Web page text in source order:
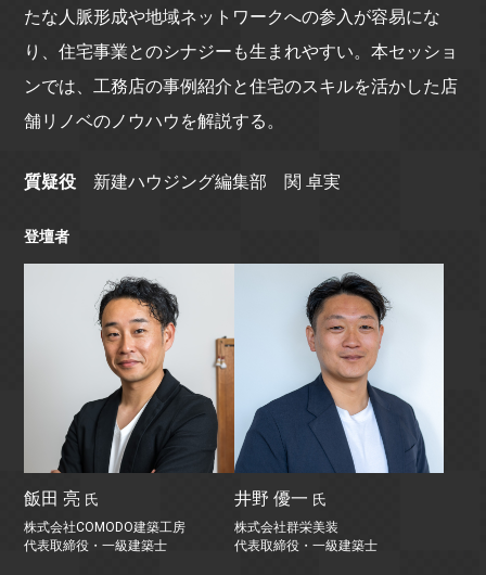
たな人脈形成や地域ネットワークへの参入が容易にな
り、住宅事業とのシナジーも生まれやすい。本セッショ
ンでは、工務店の事例紹介と住宅のスキルを活かした店
舗リノベのノウハウを解説する。
質疑役 新建ハウジング編集部 関 卓実
登壇者
飯田 亮 氏
株式会社COMODO建築工房
代表取締役・一級建築士
井野 優一 氏
株式会社群栄美装
代表取締役・一級建築士